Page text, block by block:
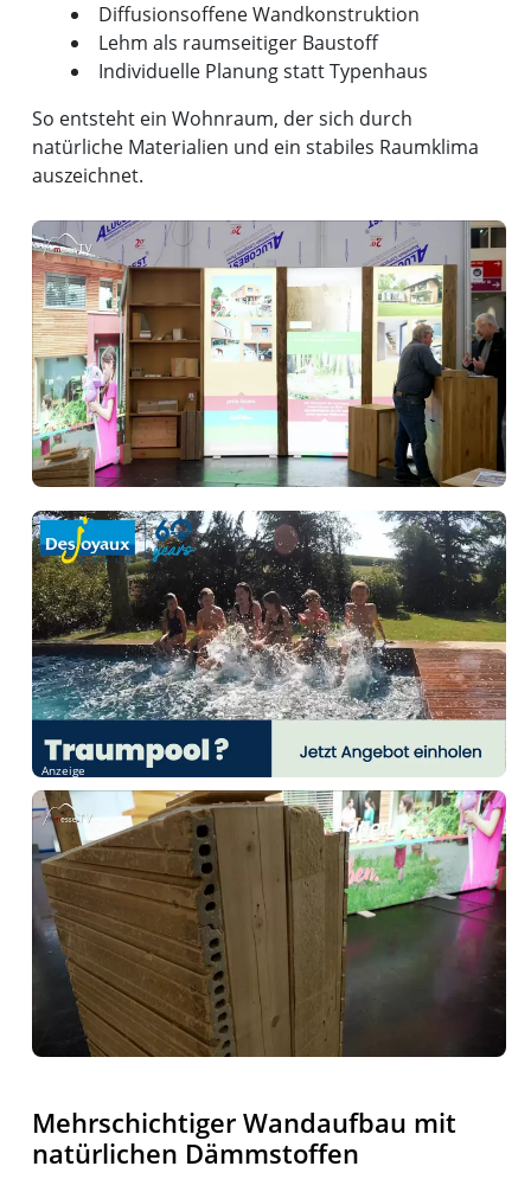
Diffusionsoffene Wandkonstruktion
Lehm als raumseitiger Baustoff
Individuelle Planung statt Typenhaus
So entsteht ein Wohnraum, der sich durch
natürliche Materialien und ein stabiles Raumklima
auszeichnet.
Anzeige
Mehrschichtiger Wandaufbau mit
natürlichen Dämmstoffen